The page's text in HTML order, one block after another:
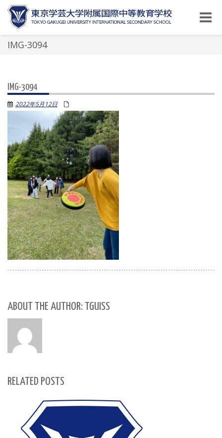
Toggle
IMG-3094
IMG-3094
2022年5月12日
ABOUT THE AUTHOR: TGUISS
RELATED POSTS